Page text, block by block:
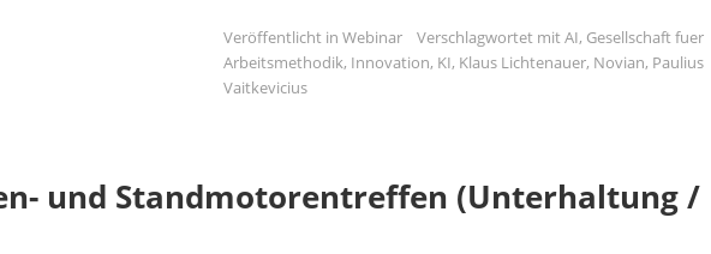
Veröffentlicht in Webinar Verschlagwortet mitAI, Gesellschaft fuer
Arbeitsmethodik, Innovation, KI, Klaus Lichtenauer, Novian, Paulius
Vaitkevicius
und Standmotorentreffen (Unterhaltung /